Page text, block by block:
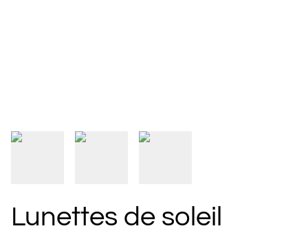
Lunettes de soleil